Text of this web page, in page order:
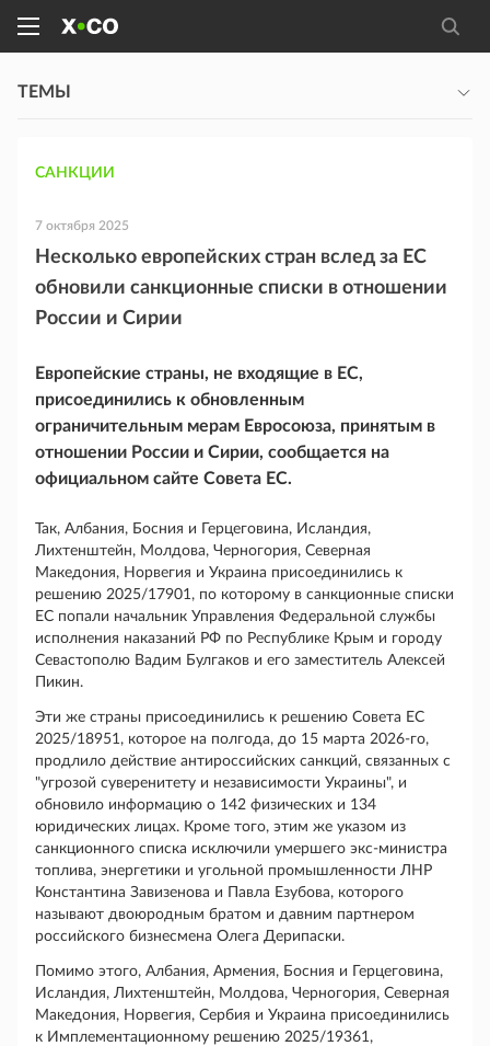
ТЕМЫ
САНКЦИИ
7 октября 2025
Несколько европейских стран вслед за ЕС
обновили санкционные списки в отношении
России и Сирии
Европейские страны, не входящие в ЕС,
присоединились к обновленным
ограничительным мерам Евросоюза, принятым в
отношении России и Сирии, сообщается на
официальном сайте Совета ЕС.
Так, Албания, Босния и Герцеговина, Исландия,
Лихтенштейн, Молдова, Черногория, Северная
Македония, Норвегия и Украина присоединились к
решению 2025/17901, по которому в санкционные списки
ЕС попали начальник Управления Федеральной службы
исполнения наказаний РФ по Республике Крым и городу
Севастополю Вадим Булгаков и его заместитель Алексей
Пикин.
Эти же страны присоединились к решению Совета ЕС
2025/18951, которое на полгода, до 15 марта 2026-го,
продлило действие антироссийских санкций, связанных с
"угрозой суверенитету и независимости Украины", и
обновило информацию о 142 физических и 134
юридических лицах. Кроме того, этим же указом из
санкционного списка исключили умершего экс-министра
топлива, энергетики и угольной промышленности ЛНР
Константина Завизенова и Павла Езубова, которого
называют двоюродным братом и давним партнером
российского бизнесмена Олега Дерипаски.
Помимо этого, Албания, Армения, Босния и Герцеговина,
Исландия, Лихтенштейн, Молдова, Черногория, Северная
Македония, Норвегия, Сербия и Украина присоединились
к Имплементационному решению 2025/19361,